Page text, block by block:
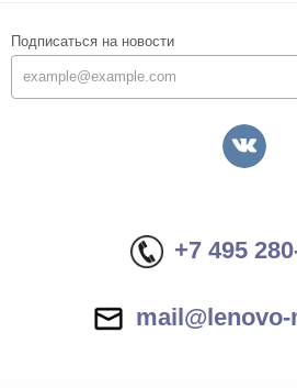
Подписаться на новости
+7 495